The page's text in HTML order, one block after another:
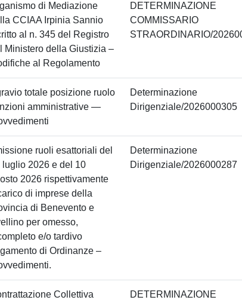
di Mediazione
CCIAA Irpinia Sannio
al n. 345 del Registro
Ministero della Giustizia –
al Regolamento
DETERMINAZIONE
COMMISSARIO
STRAORDINARIO/
totale posizione ruolo
amministrative —
Determinazione
Dirigenziale/2026000305
ruoli esattoriali del
luglio 2026 e del 10
2026 rispettivamente
di imprese della
di Benevento e
per omesso,
e/o tardivo
di Ordinanze –
Determinazione
Dirigenziale/2026000287
Collettiva
DETERMINAZIONE